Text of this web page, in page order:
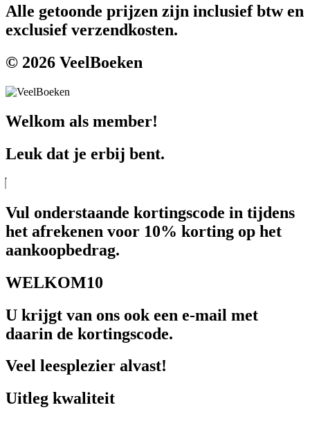
Alle getoonde prijzen zijn inclusief btw en
exclusief verzendkosten.
© 2026 VeelBoeken
Welkom als member!
Leuk dat je erbij bent.
Vul onderstaande kortingscode in tijdens
het afrekenen voor 10% korting op het
aankoopbedrag.
WELKOM10
U krijgt van ons ook een e-mail met
daarin de kortingscode.
Veel leesplezier alvast!
Uitleg kwaliteit